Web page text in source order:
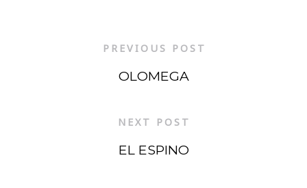
PREVIOUS POST
OLOMEGA
NEXT POST
EL ESPINO